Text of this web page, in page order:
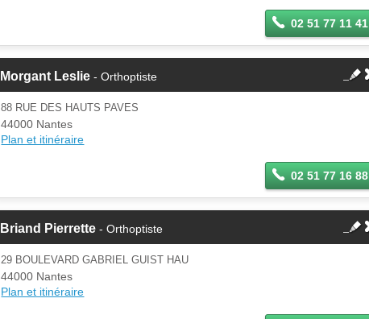
02 51 77 11 41
Morgant Leslie - Orthoptiste
88 RUE DES HAUTS PAVES
44000 Nantes
Plan et itinéraire
02 51 77 16 88
Briand Pierrette - Orthoptiste
29 BOULEVARD GABRIEL GUIST HAU
44000 Nantes
Plan et itinéraire